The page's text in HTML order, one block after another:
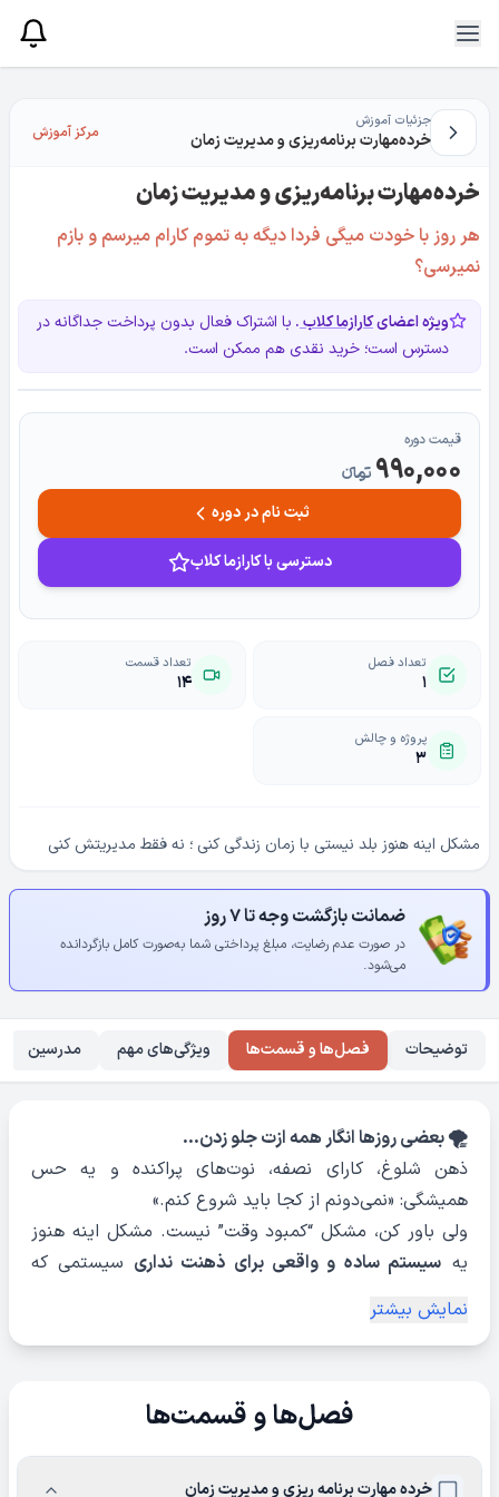
جزئیات آموزش
خرده‌مهارت برنامه‌ریزی و مدیریت زمان مرکز آموزش
خرده‌مهارت برنامه‌ریزی و مدیریت زمان
هر روز با خودت میگی فردا دیگه به تموم کارام میرسم و بازم
نمیرسی؟
ویژه اعضایکارازما کلاب. با اشتراک فعال بدون پرداخت جداگانه در
دسترس است؛ خرید نقدی هم ممکن است.
قیمت دوره
990,000 تومانءء
ثبت نام در دوره
دسترسی با کارازما کلاب
تعداد فصل
۱
تعداد قسمت
۱۴
پروژه و چالش
۳
مشکل اینه هنوز بلد نیستی با زمان زندگی کنی ؛ نه فقط مدیریتش کنی
ضمانت بازگشت وجه تا ۷ روز
در صورت عدم رضایت، مبلغ پرداختی شما به‌صورت کامل بازگردانده
می‌شود.
توضیحات فصل‌ها و قسمت‌ها ویژگی‌های مهم مدرسین
🌪 بعضی روزها انگار همه ازت جلو زدن…
ذهن شلوغ، کارای نصفه، نوت‌های پراکنده و یه حس
همیشگی: «نمی‌دونم از کجا باید شروع کنم.»
ولی باور کن، مشکل “کمبود وقت” نیست. مشکل اینه هنوز
یه سیستم ساده و واقعی برای ذهنت نداری سیستمی که
کمکت کنه کارا رو مرتب بچینی و آروم شی.
🎯 قراره چی یاد بگیری؟
کمکت می‌کنه با۴ ابزار کاربردی و قابل اجرا
، نه فقط زمانت،
بلکهآرامشترو هم مدیریت کنی.
ابزارهایی که یاد می‌گیری:
نمایش بیشتر
فصل‌ها و قسمت‌ها
خرده مهارت برنامه ریزی و مدیریت زمان